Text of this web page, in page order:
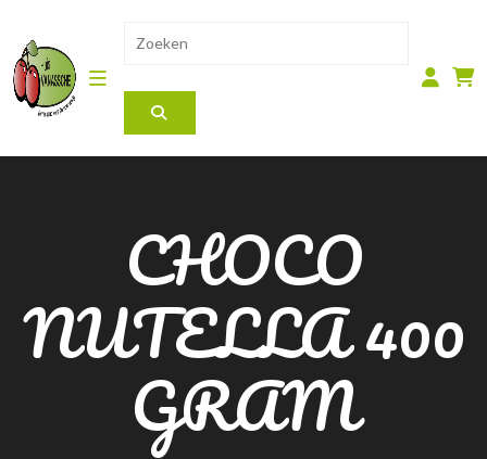
CHOCO
NUTELLA 400
GRAM